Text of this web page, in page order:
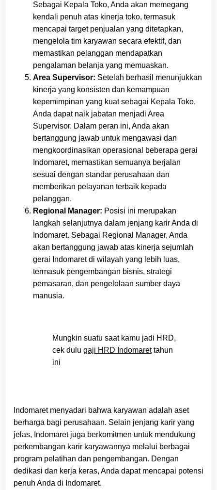
Sebagai Kepala Toko, Anda akan memegang
kendali penuh atas kinerja toko, termasuk
mencapai target penjualan yang ditetapkan,
mengelola tim karyawan secara efektif, dan
memastikan pelanggan mendapatkan
pengalaman belanja yang memuaskan.
Area Supervisor: Setelah berhasil menunjukkan
kinerja yang konsisten dan kemampuan
kepemimpinan yang kuat sebagai Kepala Toko,
Anda dapat naik jabatan menjadi Area
Supervisor. Dalam peran ini, Anda akan
bertanggung jawab untuk mengawasi dan
mengkoordinasikan operasional beberapa gerai
Indomaret, memastikan semuanya berjalan
sesuai dengan standar perusahaan dan
memberikan pelayanan terbaik kepada
pelanggan.
Regional Manager: Posisi ini merupakan
langkah selanjutnya dalam jenjang karir Anda di
Indomaret. Sebagai Regional Manager, Anda
akan bertanggung jawab atas kinerja sejumlah
gerai Indomaret di wilayah yang lebih luas,
termasuk pengembangan bisnis, strategi
pemasaran, dan pengelolaan sumber daya
manusia.
Mungkin suatu saat kamu jadi HRD,
cek dulu gaji HRD Indomarettahun
ini
Indomaret menyadari bahwa karyawan adalah aset
berharga bagi perusahaan. Selain jenjang karir yang
jelas, Indomaret juga berkomitmen untuk mendukung
perkembangan karir karyawannya melalui berbagai
program pelatihan dan pengembangan. Dengan
dedikasi dan kerja keras, Anda dapat mencapai potensi
penuh Anda di Indomaret.